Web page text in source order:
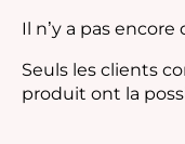
Il n’y a pas encore
Seuls les clients
produit ont la